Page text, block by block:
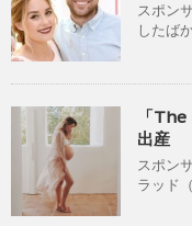
スポン
したば
「
出産
スポン
ラッド